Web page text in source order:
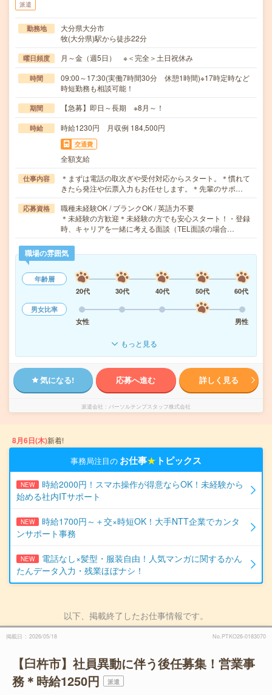
派遣
勤務地
大分県大分市
牧(大分県)駅から徒歩22分
曜日頻度 月～金（週5日） ※＜完全＞土日祝休み
時間
09:00～17:30(実働7時間30分 休憩1時間)※17時定時など
時短勤務も相談可能！
期間 【急募】即日～長期 ※8月～！
時給 時給1230円 月収例 184,500円
交通費
全額支給
仕事内容
＊まずは電話の取次ぎや受付対応からスタート。＊慣れて
きたら発注や伝票入力もお任せします。＊先輩のサポ…
応募資格
職種未経験OK / ブランクOK / 英語力不要
＊未経験の方歓迎＊未経験の方でも安心スタート！・登録
時、キャリアを一緒に考える面談（TEL面談の場合…
職場の雰囲気
年齢層
20代
30代 40代 50代
60代
男女比率
女性
男性
もっと見る
気になる! 応募へ進む 詳しく見る
派遣会社 パーソルテンプスタッフ株式会社
8月6日(木)新着!
事務局注目の お仕事★ トピックス
NEW
時給2000円！スマホ操作が得意ならOK！未経験から
始める社内ITサポート
NEW
時給1700円～＋交×時短OK！大手NTT企業でカンタ
ンサポート事務
NEW
電話なし×髪型・服装自由！人気マンガに関するかん
たんデータ入力・残業ほぼナシ！
以下、掲載終了したお仕事情報です。
掲載日 2026/05/18 No.PTKO26-0183070
【臼杵市】社員異動に伴う後任募集！営業事
務＊時給1250円
派遣